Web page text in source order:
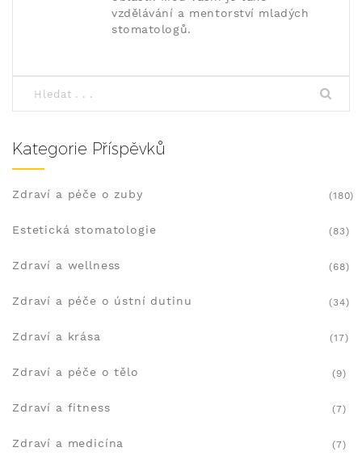
vzdělávání a mentorství mladých
stomatologů.
Kategorie Příspěvků
Zdraví a péče o zuby (180)
Estetická stomatologie (83)
Zdraví a wellness (68)
Zdraví a péče o ústní dutinu (34)
Zdraví a krása (17)
Zdraví a péče o tělo (9)
Zdraví a fitness (7)
Zdraví a medicína (7)